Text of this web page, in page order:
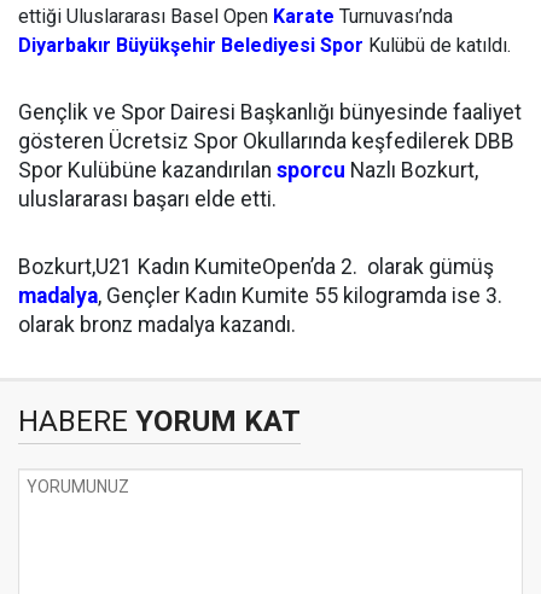
ettiği Uluslararası Basel Open Karate Turnuvası’nda
Diyarbakır Büyükşehir Belediyesi Spor Kulübü de katıldı.
Gençlik ve Spor Dairesi Başkanlığı bünyesinde faaliyet
gösteren Ücretsiz Spor Okullarında keşfedilerek DBB
Spor Kulübüne kazandırılan sporcu Nazlı Bozkurt,
uluslararası başarı elde etti.
Bozkurt,U21 Kadın KumiteOpen’da 2. olarak gümüş
madalya, Gençler Kadın Kumite 55 kilogramda ise 3.
olarak bronz madalya kazandı.
HABERE YORUM KAT